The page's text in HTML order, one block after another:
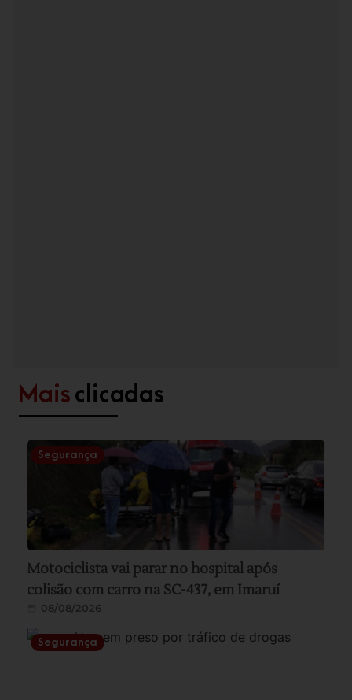
Mais clicadas
Segurança
Motociclista vai parar no hospital após
colisão com carro na SC-437, em Imaruí
08/08/2026
Segurança